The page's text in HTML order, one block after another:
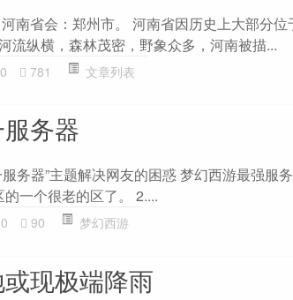
南省会：郑州市。 河南省因历史上大部分
流纵横，森林茂密，野象众多，河南被描...
0 781 文章列表
务器
务器”主题解决网友的困惑 梦幻西游最强服
一个很老的区了。 2....
0 90 梦幻西游
现极端降雨